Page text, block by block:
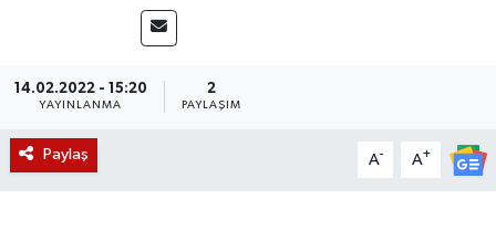
14.02.2022 - 15:20
YAYINLANMA
2
PAYLAŞIM
Paylaş A- A+
Sivil Toplum
Ekonomi
Magazin